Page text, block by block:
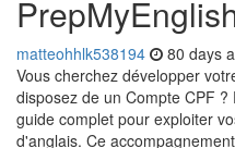
matteohhlk538194 80 days
Vous cherchez développer
disposez de un Compte CPF
guide complet pour exploiter
d'anglais. Ce accompagnement